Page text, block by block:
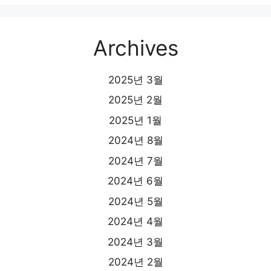
Archives
2025년 3월
2025년 2월
2025년 1월
2024년 8월
2024년 7월
2024년 6월
2024년 5월
2024년 4월
2024년 3월
2024년 2월